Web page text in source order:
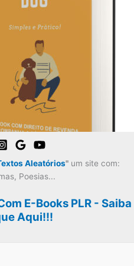
Aleatórios"um site com:
Poesias...
E-Books PLR - Saiba
Aqui!!!